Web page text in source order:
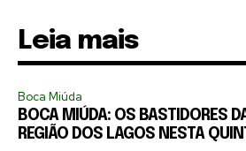
Leia mais
Boca Miúda
BOCA MIÚDA: OS BASTIDORES
REGIÃO DOS LAGOS NESTA